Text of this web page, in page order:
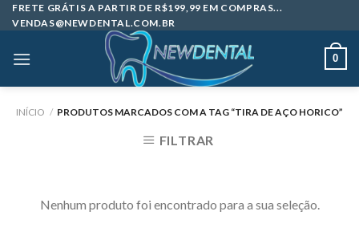
Skip
to
FRETE GRÁTIS A PARTIR DE R$199,99 EM COMPRAS...
VENDAS@NEWDENTAL.COM.BR
0
INÍCIO / PRODUTOS MARCADOS COM A TAG “TIRA DE AÇO HORICO”
FILTRAR
Nenhum produto foi encontrado para a sua seleção.